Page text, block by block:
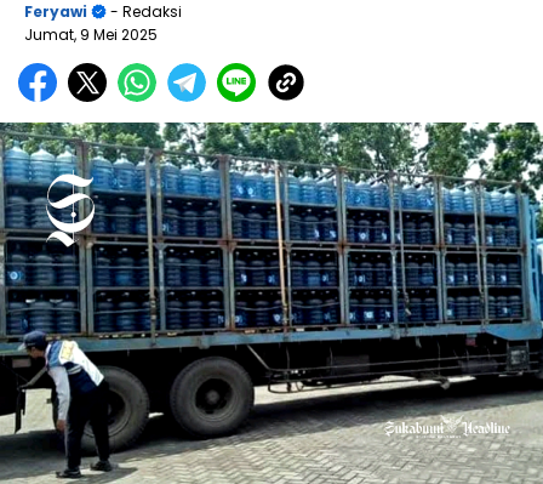
Feryawi
- Redaksi
Jumat, 9 Mei 2025